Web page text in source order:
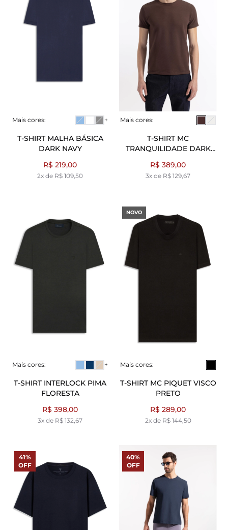
Mais cores: +
T-SHIRT MALHA BÁSICA
DARK NAVY
R$ 219,00
2x de R$ 109,50
Mais cores:
T-SHIRT MC
TRANQUILIDADE DARK
R$ 389,00
3x de R$ 129,67
Mais cores: +
T-SHIRT INTERLOCK PIMA
FLORESTA
R$ 398,00
3x de R$ 132,67
Mais cores:
T-SHIRT MC PIQUET VISCO
PRETO
R$ 289,00
2x de R$ 144,50
NOVO
41%
OFF
40%
OFF